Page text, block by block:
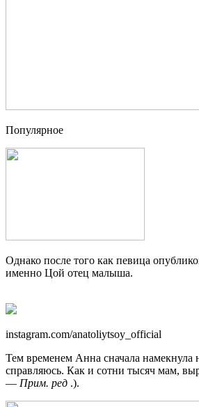
Популярное
Однако после того как певица
именно Цой отец малыша.
instagram.com/anatoliytsoy_official
Тем временем Анна сначала намекнула
справляюсь. Как и сотни тысяч мам,
— Прим. ред .).